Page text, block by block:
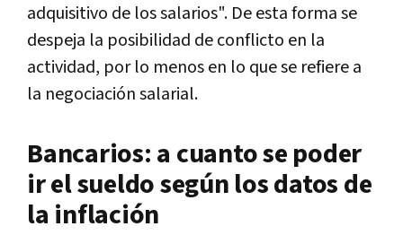
adquisitivo de los salarios". De esta forma se
despeja la posibilidad de conflicto en la
actividad, por lo menos en lo que se refiere a
la negociación salarial.
Bancarios: a cuanto se poder
ir el sueldo según los datos de
la inflación